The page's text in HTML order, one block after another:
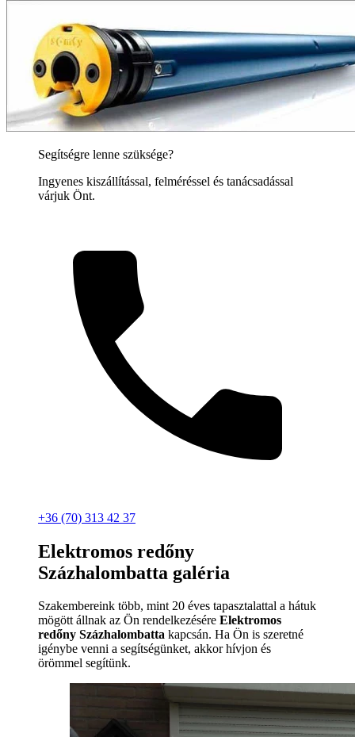
Segítségre lenne szüksége?
Ingyenes kiszállítással, felméréssel és tanácsadással
várjuk Önt.
+36 (70) 313 42 37
Elektromos redőny
Százhalombatta galéria
Szakembereink több, mint 20 éves tapasztalattal a hátuk
mögött állnak az Ön rendelkezésére Elektromos
redőny Százhalombatta kapcsán. Ha Ön is szeretné
igénybe venni a segítségünket, akkor hívjon és
örömmel segítünk.